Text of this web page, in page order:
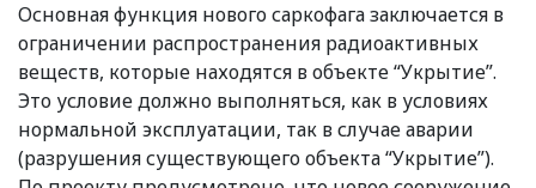
Основная функция нового саркофага заключается в
ограничении распространения радиоактивных
веществ, которые находятся в объекте “Укрытие”.
Это условие должно выполняться, как в условиях
нормальной эксплуатации, так в случае аварии
(разрушения существующего объекта “Укрытие”).